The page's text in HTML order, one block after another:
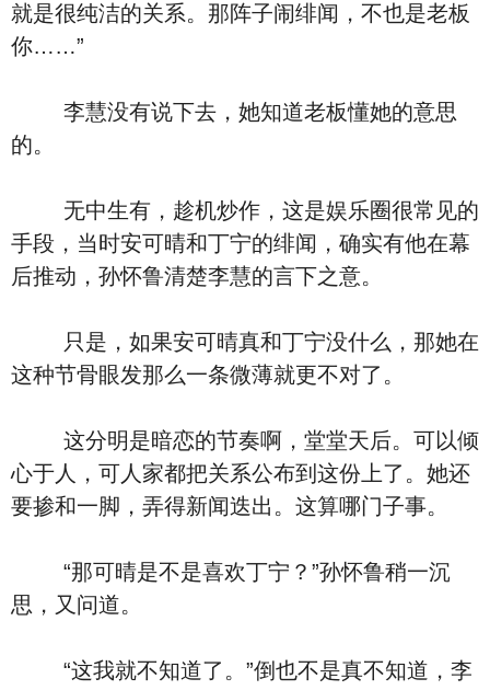
就是很纯洁的关系。那阵子闹绯闻，不也是老板
你……”
李慧没有说下去，她知道老板懂她的意思
的。
无中生有，趁机炒作，这是娱乐圈很常见的
手段，当时安可晴和丁宁的绯闻，确实有他在幕
后推动，孙怀鲁清楚李慧的言下之意。
只是，如果安可晴真和丁宁没什么，那她在
这种节骨眼发那么一条微薄就更不对了。
这分明是暗恋的节奏啊，堂堂天后。可以倾
心于人，可人家都把关系公布到这份上了。她还
要掺和一脚，弄得新闻迭出。这算哪门子事。
“那可晴是不是喜欢丁宁？”孙怀鲁稍一沉
思，又问道。
“这我就不知道了。”倒也不是真不知道，李